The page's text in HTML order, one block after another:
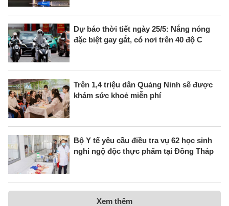
Dự báo thời tiết ngày 25/5: Nắng nóng
đặc biệt gay gắt, có nơi trên 40 độ C
Trên 1,4 triệu dân Quảng Ninh sẽ được
khám sức khoẻ miễn phí
Bộ Y tế yêu cầu điều tra vụ 62 học sinh
nghi ngộ độc thực phẩm tại Đồng Tháp
Xem thêm